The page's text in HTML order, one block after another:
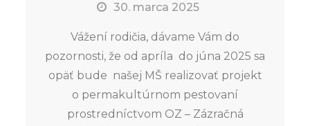
30. marca 2025
Vážení rodičia, dávame Vám do
pozornosti, že od apríla do júna 2025 sa
opäť bude našej MŠ realizovať projekt
o permakultúrnom pestovaní
prostredníctvom OZ – Zázračná